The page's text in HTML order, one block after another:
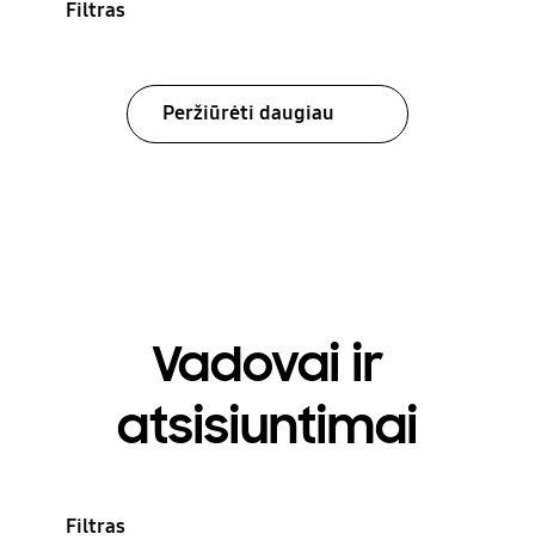
Filtras
Peržiūrėti daugiau
Vadovai ir
atsisiuntimai
Filtras